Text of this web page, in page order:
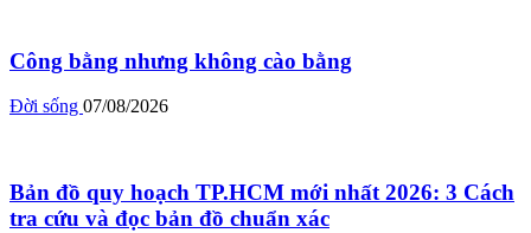
Công bằng nhưng không cào bằng
Đời sống 07/08/2026
Bản đồ quy hoạch TP.HCM mới nhất 2026: 3 Cách
tra cứu và đọc bản đồ chuẩn xác